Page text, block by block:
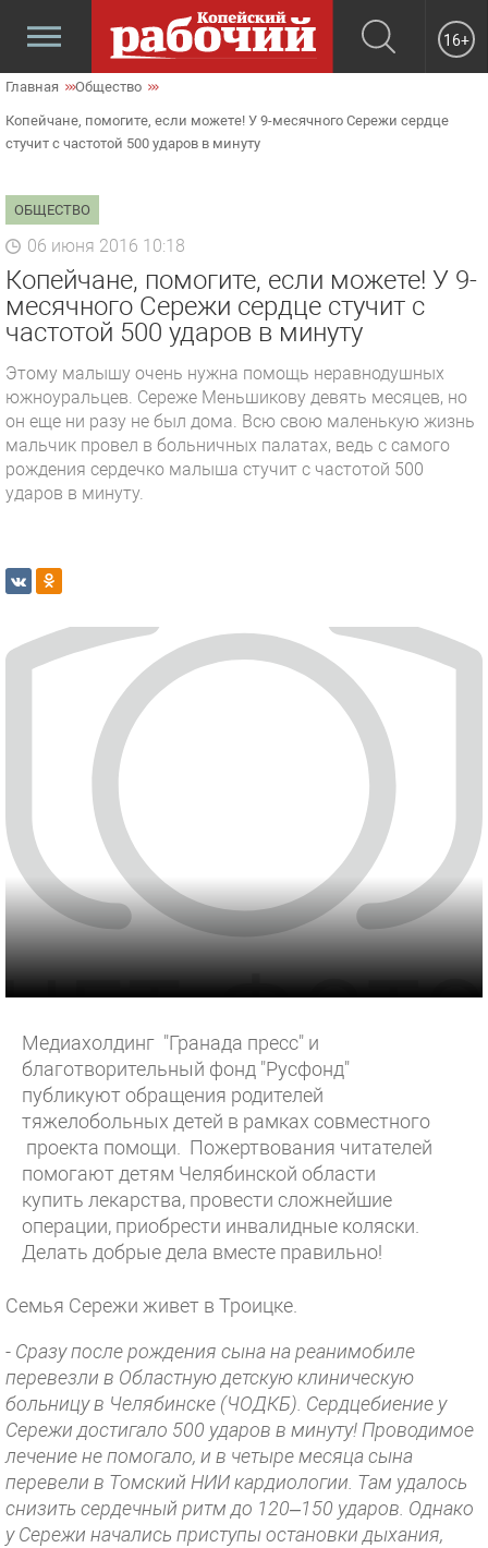
16+
Главная Общество
Копейчане, помогите, если можете! У 9-месячного Сережи сердце
стучит с частотой 500 ударов в минуту
ОБЩЕСТВО
06 июня 2016 10:18
Копейчане, помогите, если можете! У 9-
месячного Сережи сердце стучит с
частотой 500 ударов в минуту
Этому малышу очень нужна помощь неравнодушных
южноуральцев. Сереже Меньшикову девять месяцев, но
он еще ни разу не был дома. Всю свою маленькую жизнь
мальчик провел в больничных палатах, ведь с самого
рождения сердечко малыша стучит с частотой 500
ударов в минуту.
Медиахолдинг "Гранада пресс" и
благотворительный фонд "Русфонд"
публикуют обращения родителей
тяжелобольных детей в рамках совместного
проекта помощи. Пожертвования читателей
помогают детям Челябинской области
купить лекарства, провести сложнейшие
операции, приобрести инвалидные коляски.
Делать добрые дела вместе правильно!
Семья Сережи живет в Троицке.
- Сразу после рождения сына на реанимобиле
перевезли в Областную детскую клиническую
больницу в Челябинске (ЧОДКБ). Сердцебиение у
Сережи достигало 500 ударов в минуту! Проводимое
лечение не помогало, и в четыре месяца сына
перевели в Томский НИИ кардиологии. Там удалось
снизить сердечный ритм до 120–150 ударов. Однако
у Сережи начались приступы остановки дыхания,